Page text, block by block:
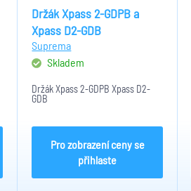
Držák Xpass 2-GDPB a
Xpass D2-GDB
Suprema
Skladem
Držák Xpass 2-GDPB Xpass D2-
GDB
Pro zobrazení ceny se
přihlaste